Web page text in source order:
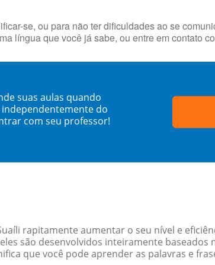
se, ou para não ter dificuldades ao se
língua que você já sabe, ou entre em contato
suas aulas quando
do
com seu professor!
rapitamente aumentar o seu nível e
são desenvolvidos inteiramente baseados
que você pode aprender as palavras e